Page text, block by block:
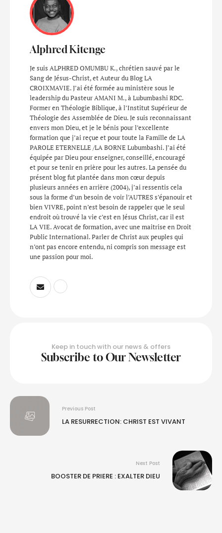
Alphred Kitenge
Je suis ALPHRED OMUMBU K., chrétien sauvé par le
Sang de Jésus-Christ, et Auteur du Blog LA
CROIXMAVIE. J’ai été formée au ministère sous le
leadership du Pasteur AMANI M., à Lubumbashi RDC.
Former en Théologie Biblique, à l’Institut Supérieur de
Théologie des Assemblée de Dieu. Je suis reconnaissant
envers mon Dieu, et je le bénis pour l’excellente
formation que j’ai reçue et pour toute la Famille de LA
PAROLE ETERNELLE /LA BORNE Lubumbashi. J’ai été
équipée par Dieu pour enseigner, conseillé, encouragé
et pour se tenir en prière pour les autres. La pensée du
présent blog fut plantée dans mon cœur depuis
plusieurs années en arrière (2004), j’ai ressentis cela
sous la forme d’un besoin de voir l’AUTRES s’épanouir et
bien VIVRE, point n’est besoin de rappeler que le seul
endroit où trouvé la vie c’est en Jésus Christ, car il est
LA VIE. Avocat de formation, avec une maitrise en Droit
Public International. Parler de Christ aux peuples qui
n’ont pas encore entendu, ni compris son message est
une passion pour moi.
Keep in touch with our news & offers
Subscribe to Our Newsletter
Previous Post
LA RESURRECTION: CHRIST EST VIVANT
Next Post
BOOSTER DE PRIERE : EXALTER DIEU